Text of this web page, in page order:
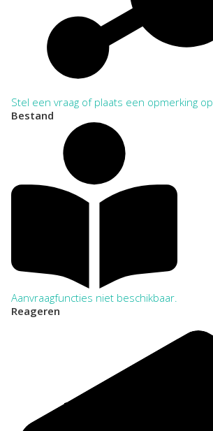
Stel een vraag of plaats een opmerking
Bestand
Aanvraagfuncties niet beschikbaar.
Reageren